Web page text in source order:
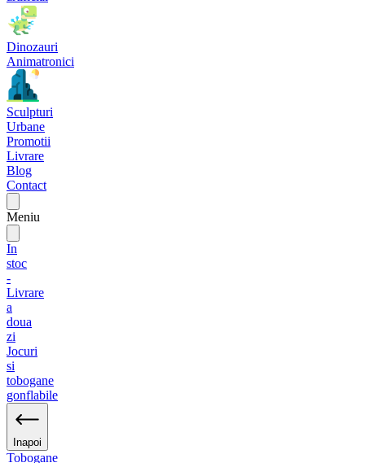
Dinozauri
Animatronici
Sculpturi
Urbane
Promotii
Livrare
Blog
Contact
Meniu
In
stoc
-
Livrare
a
doua
zi
Jocuri
si
tobogane
gonflabile
Inapoi
Tobogane